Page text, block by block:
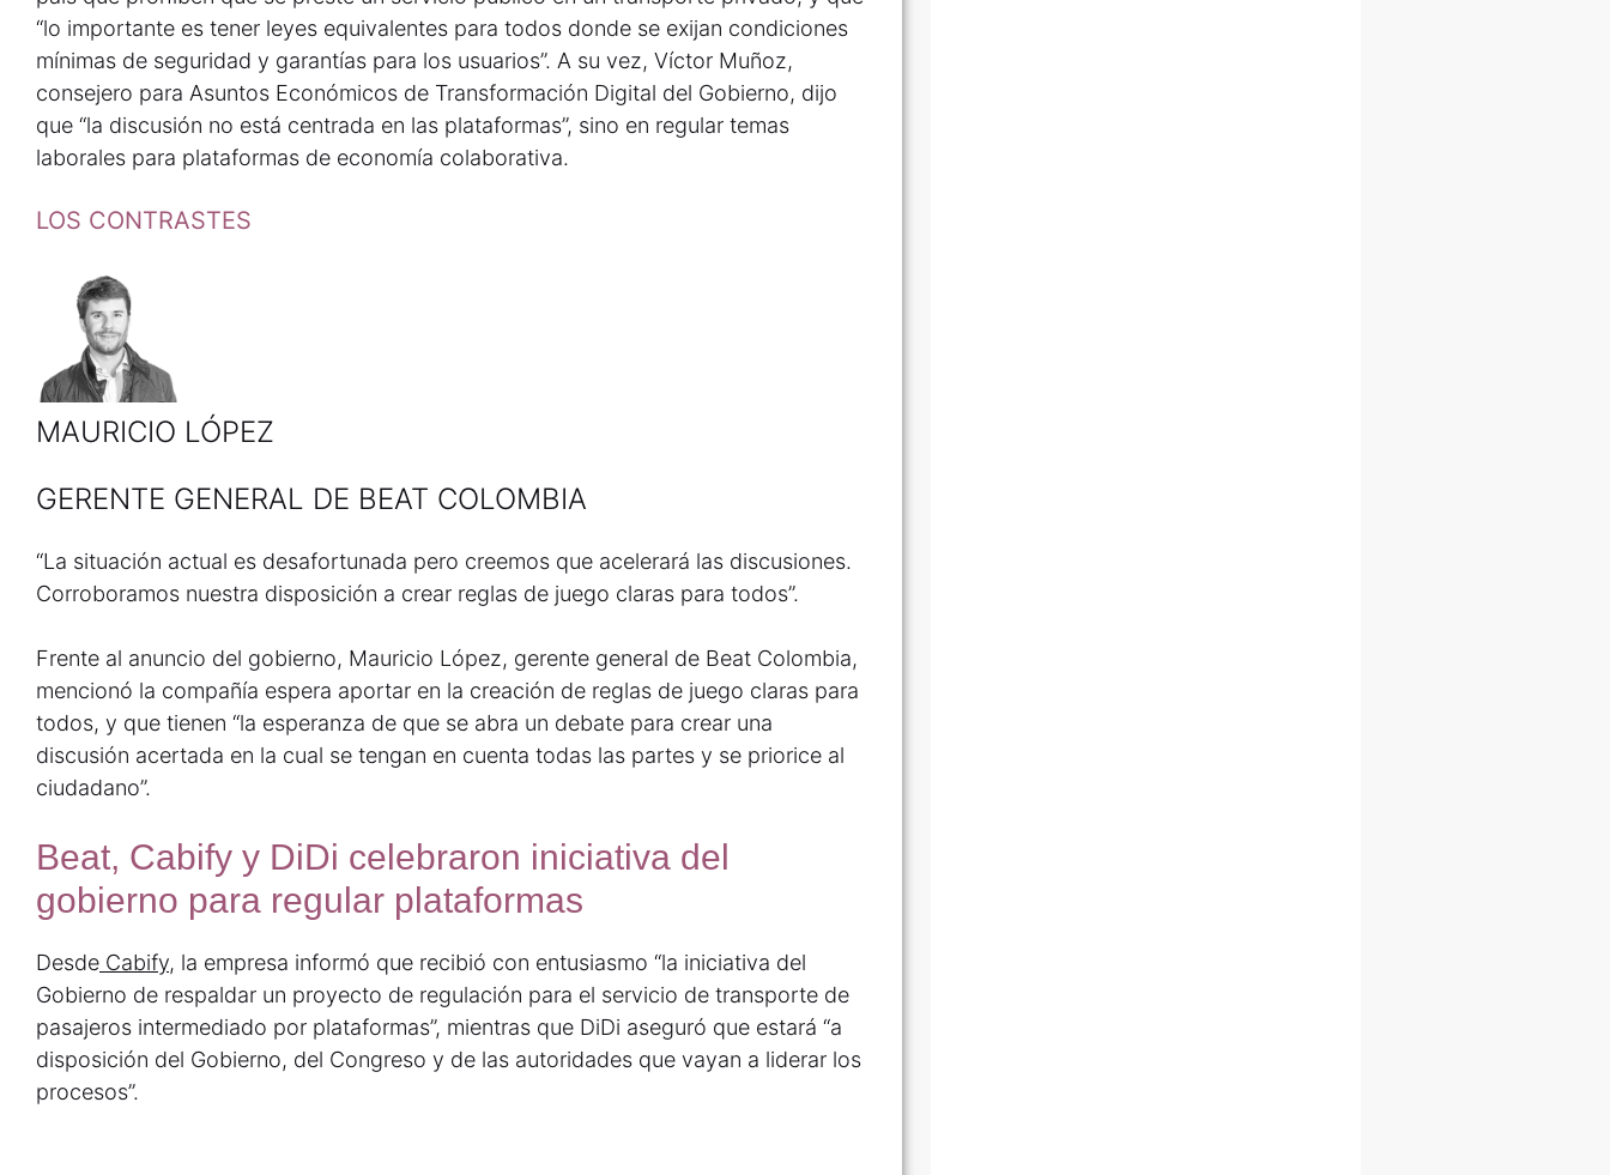
“lo importante es tener leyes equivalentes para todos donde se exijan condiciones
mínimas de seguridad y garantías para los usuarios”. A su vez, Víctor Muñoz,
consejero para Asuntos Económicos de Transformación Digital del Gobierno, dijo
que “la discusión no está centrada en las plataformas”, sino en regular temas
laborales para plataformas de economía colaborativa.
LOS CONTRASTES
MAURICIO LÓPEZ
GERENTE GENERAL DE BEAT COLOMBIA
“La situación actual es desafortunada pero creemos que acelerará las discusiones.
Corroboramos nuestra disposición a crear reglas de juego claras para todos”.
Frente al anuncio del gobierno, Mauricio López, gerente general de Beat Colombia,
mencionó la compañía espera aportar en la creación de reglas de juego claras para
todos, y que tienen “la esperanza de que se abra un debate para crear una
discusión acertada en la cual se tengan en cuenta todas las partes y se priorice al
ciudadano”.
Beat, Cabify y DiDi celebraron iniciativa del
gobierno para regular plataformas
Desde Cabify, la empresa informó que recibió con entusiasmo “la iniciativa del
Gobierno de respaldar un proyecto de regulación para el servicio de transporte de
pasajeros intermediado por plataformas”, mientras que DiDi aseguró que estará “a
disposición del Gobierno, del Congreso y de las autoridades que vayan a liderar los
procesos”.